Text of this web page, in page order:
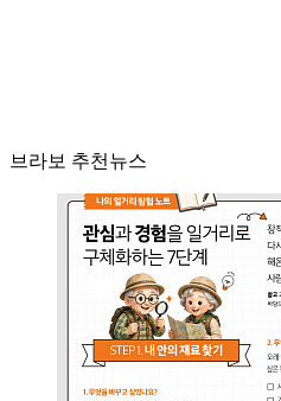
브라보 추천뉴스